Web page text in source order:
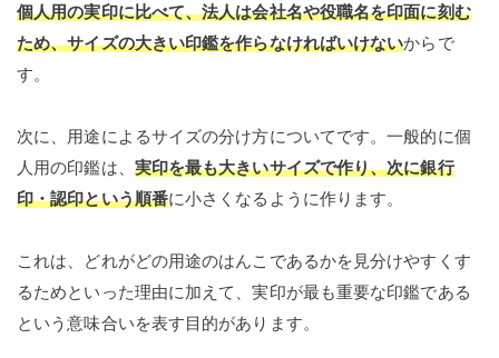
個人用の実印に比べて、法人は会社名や役職名を印面に刻む
ため、サイズの大きい印鑑を作らなければいけないからで
す。
次に、用途によるサイズの分け方についてです。一般的に個
人用の印鑑は、 実印を最も大きいサイズで作り、次に銀行
印・認印という順番に小さくなるように作ります。
これは、どれがどの用途のはんこであるかを見分けやすくす
るためといった理由に加えて、実印が最も重要な印鑑である
という意味合いを表す目的があります。